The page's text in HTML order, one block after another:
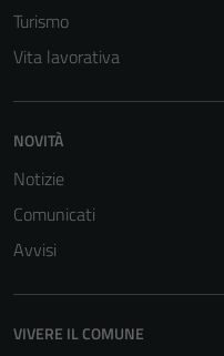
Turismo
Vita lavorativa
NOVITÀ
Notizie
Comunicati
Avvisi
VIVERE IL COMUNE